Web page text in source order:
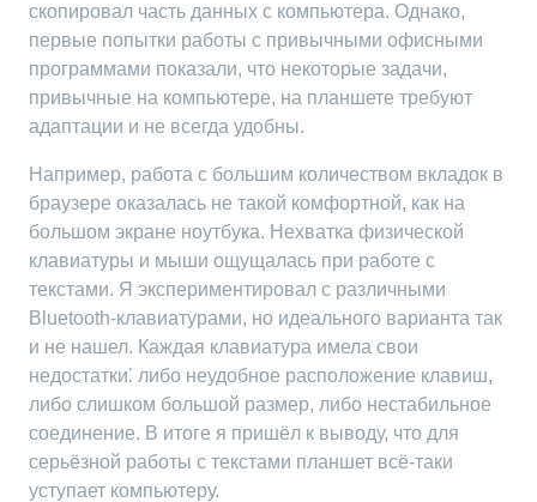
скопировал часть данных с компьютера. Однако,
первые попытки работы с привычными офисными
программами показали, что некоторые задачи,
привычные на компьютере, на планшете требуют
адаптации и не всегда удобны.
Например, работа с большим количеством вкладок в
браузере оказалась не такой комфортной, как на
большом экране ноутбука. Нехватка физической
клавиатуры и мыши ощущалась при работе с
текстами. Я экспериментировал с различными
Bluetooth-клавиатурами, но идеального варианта так
и не нашел. Каждая клавиатура имела свои
недостатки⁚ либо неудобное расположение клавиш,
либо слишком большой размер, либо нестабильное
соединение. В итоге я пришёл к выводу, что для
серьёзной работы с текстами планшет всё-таки
уступает компьютеру.